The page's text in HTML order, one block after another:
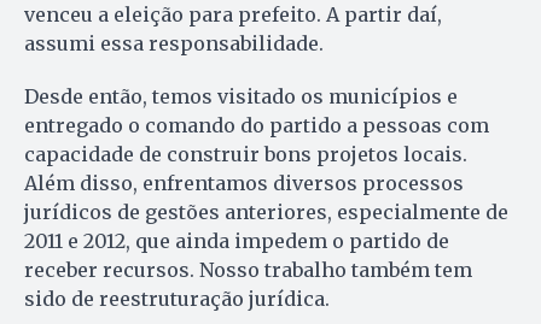
venceu a eleição para prefeito. A partir daí,
assumi essa responsabilidade.
Desde então, temos visitado os municípios e
entregado o comando do partido a pessoas com
capacidade de construir bons projetos locais.
Além disso, enfrentamos diversos processos
jurídicos de gestões anteriores, especialmente de
2011 e 2012, que ainda impedem o partido de
receber recursos. Nosso trabalho também tem
sido de reestruturação jurídica.